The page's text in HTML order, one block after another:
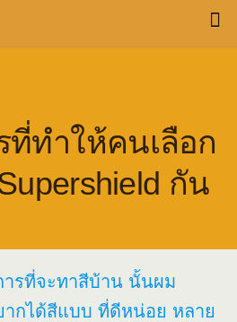
ที่ทำให้คนเลือก
กัน
รที่จะทาสีบ้าน นั้นผม
ากได้สีแบบ ที่ดีหน่อย หลาย